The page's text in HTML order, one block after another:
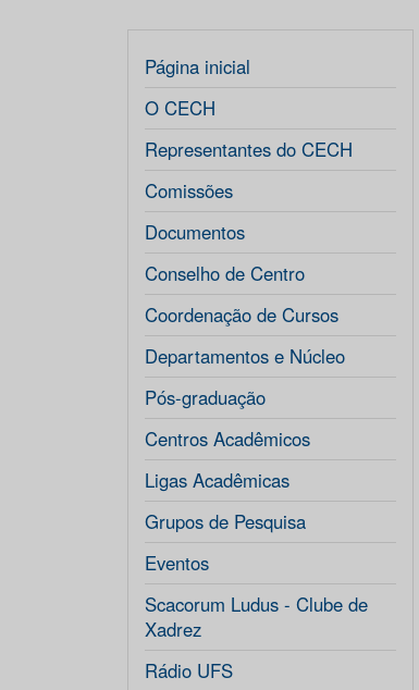
Página inicial
O CECH
Representantes do CECH
Comissões
Documentos
Conselho de Centro
Coordenação de Cursos
Departamentos e Núcleo
Pós-graduação
Centros Acadêmicos
Ligas Acadêmicas
Grupos de Pesquisa
Eventos
Scacorum Ludus - Clube de
Xadrez
Rádio UFS